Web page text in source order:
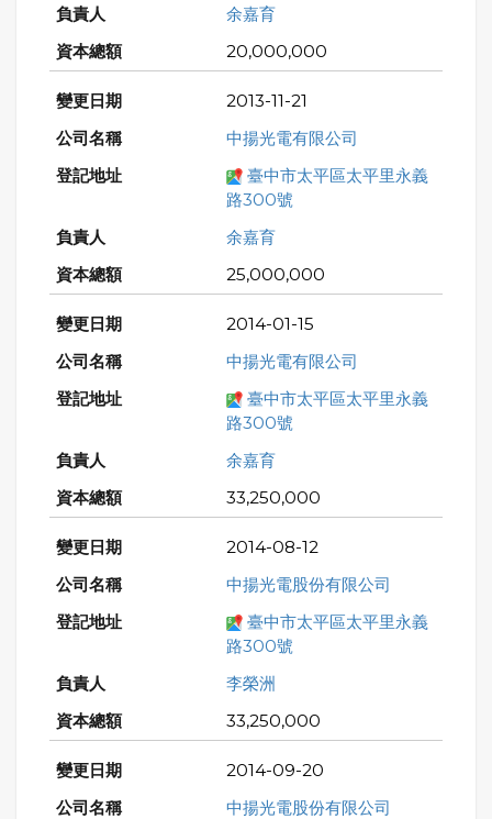
余嘉育
20,000,000
2013-11-21
中揚光電有限公司
臺中市太平區太平里永義
路300號
余嘉育
25,000,000
2014-01-15
中揚光電有限公司
臺中市太平區太平里永義
路300號
余嘉育
33,250,000
2014-08-12
中揚光電股份有限公司
臺中市太平區太平里永義
路300號
李榮洲
33,250,000
2014-09-20
中揚光電股份有限公司